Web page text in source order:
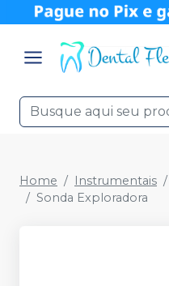
Home Instrumentais
Sonda Exploradora